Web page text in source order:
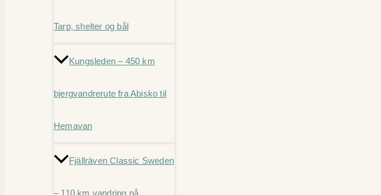
Tarp, shelter og bål
Kungsleden – 450 km
bjergvandrerute fra Abisko til
Hemavan
Fjällräven Classic Sweden
– 110 km vandring på